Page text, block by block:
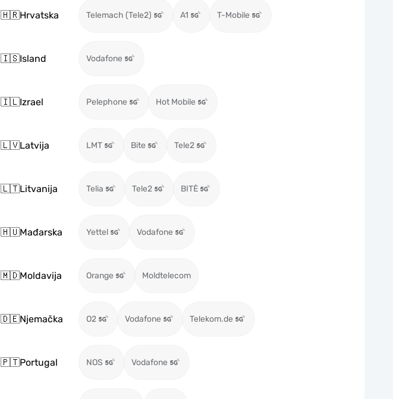
🇭🇷Hrvatska Telemach (Tele2) A1 T-Mobile
🇮🇸Island Vodafone
🇮🇱Izrael Pelephone Hot Mobile
🇱🇻Latvija LMT Bite Tele2
🇱🇹Litvanija Telia Tele2 BITĖ
🇭🇺Mađarska Yettel Vodafone
🇲🇩Moldavija Orange Moldtelecom
🇩🇪Njemačka O2 Vodafone Telekom.de
🇵🇹Portugal NOS Vodafone